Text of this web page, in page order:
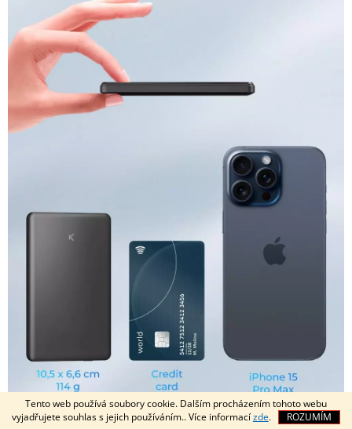
Tento web používá soubory cookie. Dalším procházením tohoto webu
vyjadřujete souhlas s jejich používáním.. Více informacízde. ROZUMÍM